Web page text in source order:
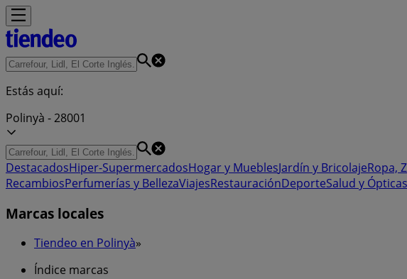
Estás aquí:
Polinyà - 28001
DestacadosHiper-SupermercadosHogar y MueblesJardín y BricolajeRopa,
RecambiosPerfumerías y BellezaViajesRestauraciónDeporteSalud y Ópticas
Marcas locales
Tiendeo en Polinyà»
Índice marcas